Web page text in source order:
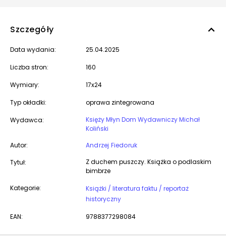
Szczegóły
Data wydania: 25.04.2025
Liczba stron: 160
Wymiary: 17x24
Typ okładki: oprawa zintegrowana
Wydawca:
Księży Młyn Dom Wydawniczy Michał
Koliński
Autor:
Andrzej Fiedoruk
Tytuł:
Z duchem puszczy. Książka o podlaskim
bimbrze
Kategorie:
Książki / literatura faktu / reportaż
historyczny
EAN: 9788377298084